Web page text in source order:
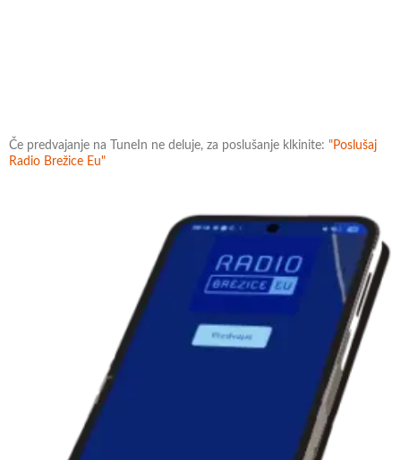
Če predvajanje na TuneIn ne deluje, za poslušanje klkinite: "Poslušaj
Radio Brežice Eu"